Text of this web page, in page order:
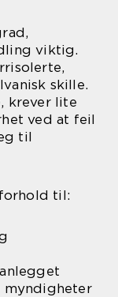
viktig.
skille.
krever lite
ved at feil
til
til:
myndigheter